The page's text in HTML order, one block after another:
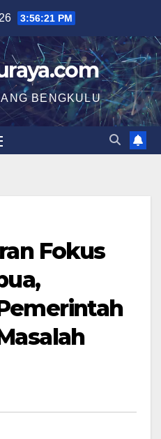
3:56:22 PM
BENGKULU
Fokus